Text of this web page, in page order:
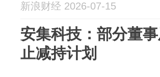
新浪财经 2026-07-15
安集科技：部分董
止减持计划